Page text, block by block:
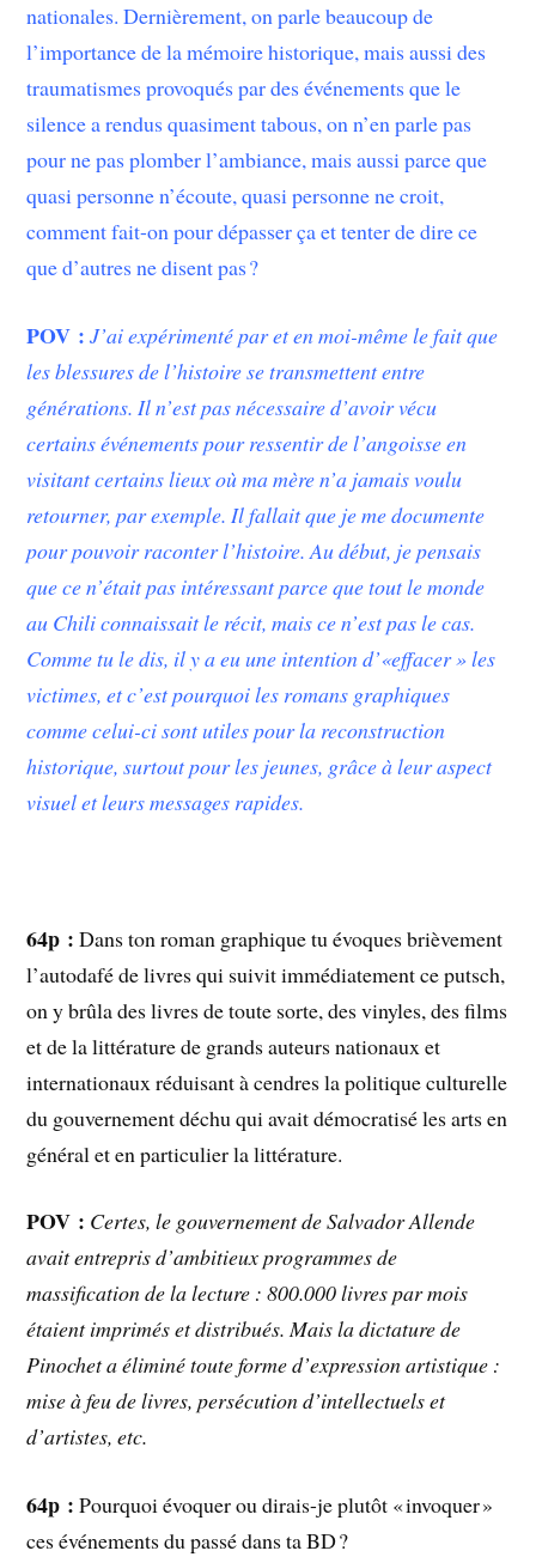
nationales. Dernièrement, on parle beaucoup de
l’importance de la mémoire historique, mais aussi des
traumatismes provoqués par des événements que le
silence a rendus quasiment tabous, on n’en parle pas
pour ne pas plomber l’ambiance, mais aussi parce que
quasi personne n’écoute, quasi personne ne croit,
comment fait-on pour dépasser ça et tenter de dire ce
que d’autres ne disent pas ?
POV : J’ai expérimenté par et en moi-même le fait que
les blessures de l’histoire se transmettent entre
générations. Il n’est pas nécessaire d’avoir vécu
certains événements pour ressentir de l’angoisse en
visitant certains lieux où ma mère n’a jamais voulu
retourner, par exemple. Il fallait que je me documente
pour pouvoir raconter l’histoire. Au début, je pensais
que ce n’était pas intéressant parce que tout le monde
au Chili connaissait le récit, mais ce n’est pas le cas.
Comme tu le dis, il y a eu une intention d’«effacer » les
victimes, et c’est pourquoi les romans graphiques
comme celui-ci sont utiles pour la reconstruction
historique, surtout pour les jeunes, grâce à leur aspect
visuel et leurs messages rapides.
64p : Dans ton roman graphique tu évoques brièvement
l’autodafé de livres qui suivit immédiatement ce putsch,
on y brûla des livres de toute sorte, des vinyles, des films
et de la littérature de grands auteurs nationaux et
internationaux réduisant à cendres la politique culturelle
du gouvernement déchu qui avait démocratisé les arts en
général et en particulier la littérature.
POV : Certes, le gouvernement de Salvador Allende
avait entrepris d’ambitieux programmes de
massification de la lecture : 800.000 livres par mois
étaient imprimés et distribués. Mais la dictature de
Pinochet a éliminé toute forme d’expression artistique :
mise à feu de livres, persécution d’intellectuels et
d’artistes, etc.
64p : Pourquoi évoquer ou dirais-je plutôt « invoquer »
ces événements du passé dans ta BD ?